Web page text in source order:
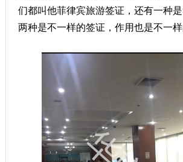
们都叫他菲律宾旅游签证，还有一种
两种是不一样的签证，作用也是不一样